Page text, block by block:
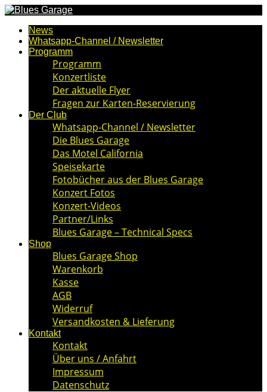
News
Whatsapp-Channel / Newsletter
Programm
Programm
Konzertliste
Der aktuelle Flyer
Fragen zur Karten-Reservierung
Der Club
Whatsapp-Channel / Newsletter
Die Blues Garage
Das Motel California
Speisekarte
Fotobücher aus der Blues Garage
Konzert Fotos
Konzert-Videos
Partner/Links
Blues Garage – Technical Specs
Shop
Blues Garage Shop
Warenkorb
Kasse
AGB
Widerruf
Versandkosten & Lieferung
Kontakt
Kontakt
Über uns / Anfahrt
Impressum
Datenschutz